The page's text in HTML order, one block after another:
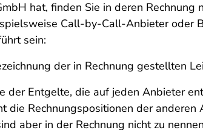
hat, finden Sie in deren
Call-by-Call-Anbieter oder
sein:
der in Rechnung gestellten
der Entgelte, die auf jeden Anbieter
die Rechnungspositionen der
aber in der Rechnung nicht zu